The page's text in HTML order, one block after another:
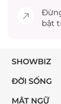
bật
SHOWBIZ
ĐỜI SỐNG
MẬT NGỮ